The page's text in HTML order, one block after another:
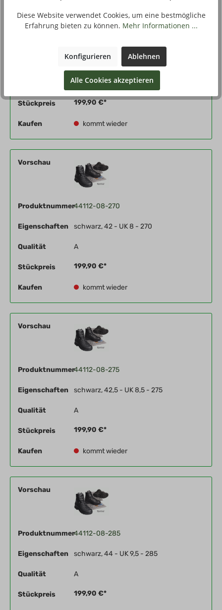
schwarz, 41 - UK 7 - 265
A
Stückpreis 199,90 €*
Kaufen kommt wieder
Vorschau
Produktnummer44112-08-270
Eigenschaften schwarz, 42 - UK 8 - 270
Qualität A
Stückpreis 199,90 €*
Kaufen kommt wieder
Vorschau
Produktnummer44112-08-275
Eigenschaften schwarz, 42,5 - UK 8,5 - 275
Qualität A
Stückpreis 199,90 €*
Kaufen kommt wieder
Vorschau
Produktnummer44112-08-285
Eigenschaften schwarz, 44 - UK 9,5 - 285
Qualität A
Stückpreis 199,90 €*
Diese Website verwendet Cookies, um eine bestmögliche
Erfahrung bieten zu können. Mehr Informationen ...
Konfigurieren Ablehnen
Alle Cookies akzeptieren